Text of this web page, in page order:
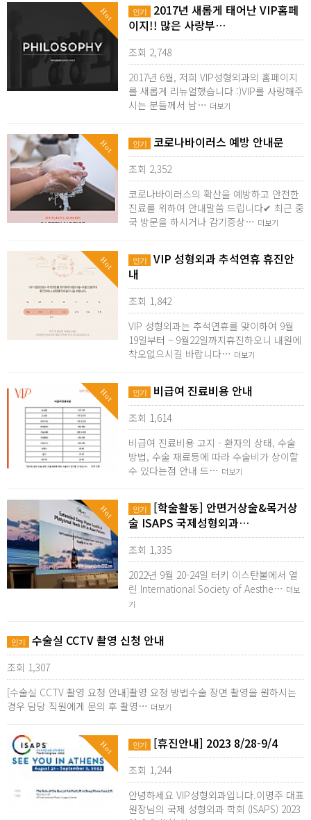
Hot 인기
2017년 새롭게 태어난 VIP홈페
이지!! 많은 사랑부…
조회 2,748
2017년 6월, 저희 VIP성형외과의 홈페이지
를 새롭게 리뉴얼했습니다 :)VIP를 사랑해주
시는 분들께서 남… 더보기
Hot 인기 코로나바이러스 예방 안내문
조회 2,352
코로나바이러스의 확산을 예방하고 안전한
진료를 위하여 안내말씀 드립니다✔ 최근 중
국 방문을 하시거나 감기증상… 더보기
Hot 인기
VIP 성형외과 추석연휴 휴진안
내
조회 1,842
VIP 성형외과는 추석연휴를 맞이하여 9월
19일부터 ~ 9월22일까지휴진하오니 내원에
착오없으시길 바랍니다… 더보기
Hot 인기 비급여 진료비용 안내
조회 1,614
비급여 진료비용 고지 - 환자의 상태, 수술
방법, 수술 재료등에 따라 수술비가 상이할
수 있다는점 안내 드… 더보기
Hot 인기
[학술활동] 안면거상술&목거상
술 ISAPS 국제성형외과…
조회 1,335
2022년 9월 20-24일 터키 이스탄불에서 열
린 International Society of Aesthe… 더보
기
인기 수술실 CCTV 촬영 신청 안내
조회 1,307
[수술실 CCTV 촬영 요청 안내]촬영 요청 방법수술 장면 촬영을 원하시는
경우 담당 직원에게 문의 후 촬영… 더보기
Hot 인기 [휴진안내] 2023 8/28-9/4
조회 1,244
안녕하세요 VIP성형외과입니다.이명주 대표
원장님의 국제 성형외과 학회 (ISAPS) 2023